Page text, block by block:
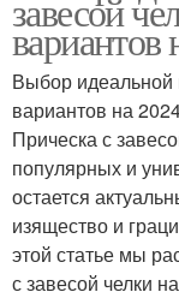
завесой
вариантов
Выбор идеальной
вариантов на
Прическа с
популярных и
остается
изящество и
этой статье мы
с завесой челки